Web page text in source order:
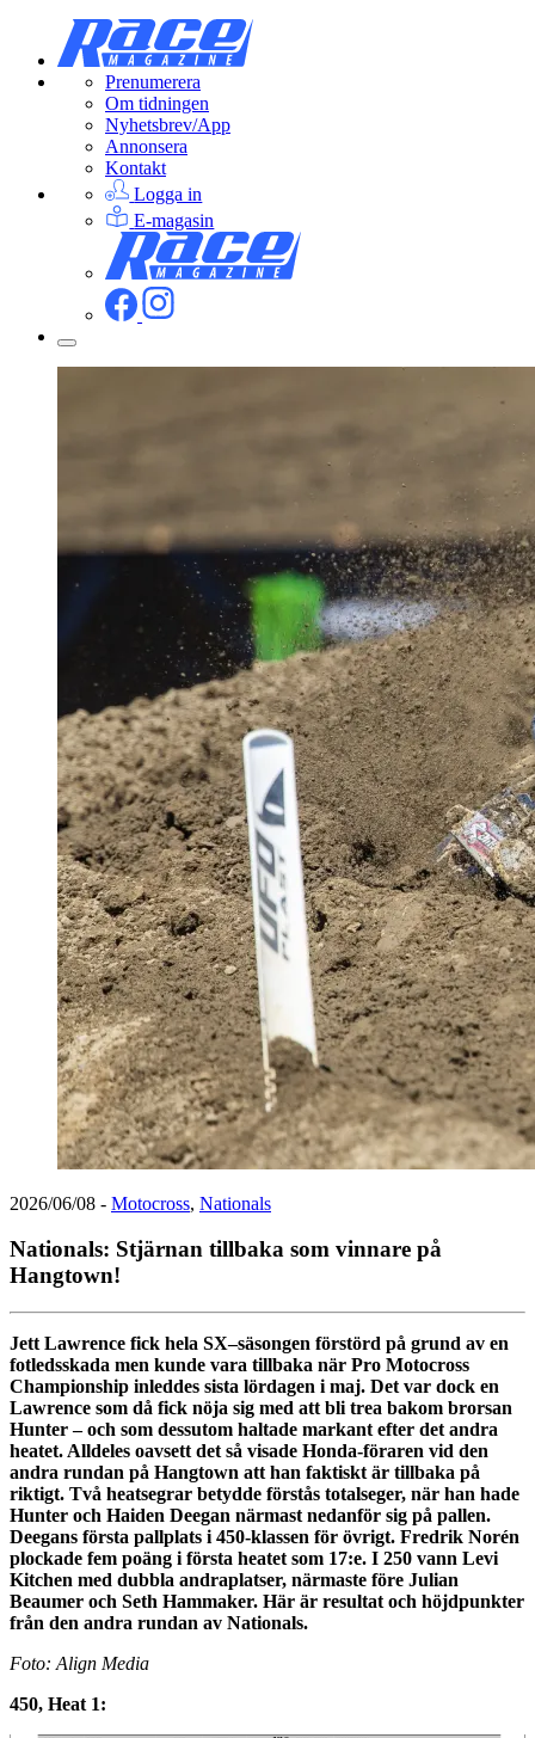
Prenumerera
Om tidningen
Nyhetsbrev/App
Annonsera
Kontakt
Logga in
E-magasin
2026/06/08 - Motocross, Nationals
Nationals: Stjärnan tillbaka som vinnare på
Hangtown!
Jett Lawrence fick hela SX–säsongen förstörd på grund av en
fotledsskada men kunde vara tillbaka när Pro Motocross
Championship inleddes sista lördagen i maj. Det var dock en
Lawrence som då fick nöja sig med att bli trea bakom brorsan
Hunter – och som dessutom haltade markant efter det andra
heatet. Alldeles oavsett det så visade Honda-föraren vid den
andra rundan på Hangtown att han faktiskt är tillbaka på
riktigt. Två heatsegrar betydde förstås totalseger, när han hade
Hunter och Haiden Deegan närmast nedanför sig på pallen.
Deegans första pallplats i 450-klassen för övrigt. Fredrik Norén
plockade fem poäng i första heatet som 17:e. I 250 vann Levi
Kitchen med dubbla andraplatser, närmaste före Julian
Beaumer och Seth Hammaker. Här är resultat och höjdpunkter
från den andra rundan av Nationals.
Foto: Align Media
450, Heat 1: